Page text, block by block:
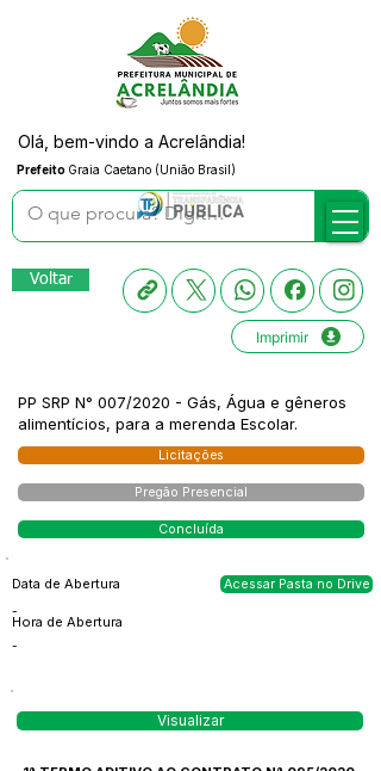
Prefeito Graia Caetano (União Brasil)
Olá, bem-vindo a Acrelândia!
Voltar
Imprimir
PP SRP N° 007/2020 - Gás, Água e gêneros
alimentícios, para a merenda Escolar.
Licitações
Pregão Presencial
Concluída
Data de Abertura
-
Hora de Abertura
-
Acessar Pasta no Drive
Visualizar